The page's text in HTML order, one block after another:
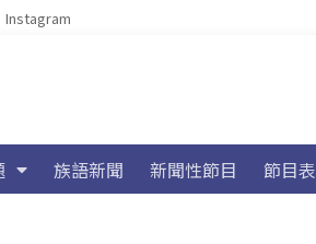
Instagram
族語新聞 新聞性節目 節目表